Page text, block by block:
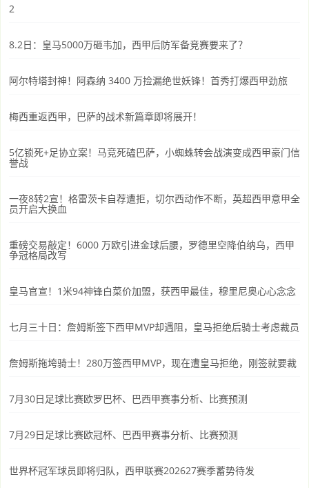
2
8.2日：皇马5000万砸韦加，西甲后防军备竞赛要来了？
阿尔特塔封神！阿森纳 3400 万捡漏绝世妖锋！首秀打爆西甲劲旅
梅西重返西甲，巴萨的战术新篇章即将展开！
5亿锁死+足协立案！马竞死磕巴萨，小蜘蛛转会战演变成西甲豪门信
誉战
一夜8转2宣！格雷茨卡自荐遭拒，切尔西动作不断，英超西甲意甲全
员开启大换血
重磅交易敲定！6000 万欧引进金球后腰，罗德里空降伯纳乌，西甲
争冠格局改写
皇马官宣！1米94神锋白菜价加盟，获西甲最佳，穆里尼奥心心念念
七月三十日：詹姆斯签下西甲MVP却遇阻，皇马拒绝后骑士考虑裁员
詹姆斯拖垮骑士！280万签西甲MVP，现在遭皇马拒绝，刚签就要裁
7月30日足球比赛欧罗巴杯、巴西甲赛事分析、比赛预测
7月29日足球比赛欧冠杯、巴西甲赛事分析、比赛预测
世界杯冠军球员即将归队，西甲联赛202627赛季蓄势待发